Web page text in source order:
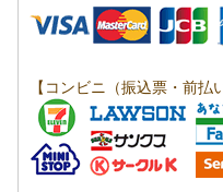
【コンビニ（振込票・前払